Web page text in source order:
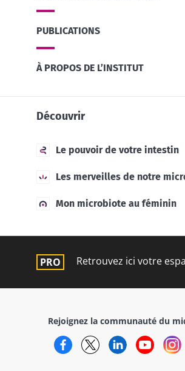
PUBLICATIONS
À PROPOS DE L’INSTITUT
Découvrir
Le pouvoir de votre intestin
Les merveilles de notre
Mon microbiote au féminin
Retrouvez ici votre
Rejoignez la communauté du
FacebookTwitterLinkedIn